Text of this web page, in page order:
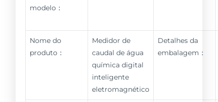
modelo：
Nome do
produto：
Medidor de
caudal de água
química digital
inteligente
eletromagnético
Detalhes da
embalagem：